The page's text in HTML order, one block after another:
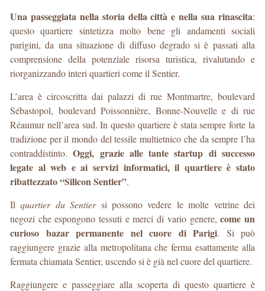
Una passeggiata nella storia della città e nella sua rinascita:
questo quartiere sintetizza molto bene gli andamenti sociali
parigini, da una situazione di diffuso degrado si è passati alla
comprensione della potenziale risorsa turistica, rivalutando e
riorganizzando interi quartieri come il Sentier.
L’area è circoscritta dai palazzi di rue Montmartre, boulevard
Sébastopol, boulevard Poissonnière, Bonne-Nouvelle e di rue
Réaumur nell’area sud. In questo quartiere è stata sempre forte la
tradizione per il mondo del tessile multietnico che da sempre l’ha
contraddistinto.Oggi, grazie alle tante startup di successo
legate al web e ai servizi informatici, il quartiere è stato
ribattezzato “Silicon Sentier”.
Ilquartier du Sentiersi possono vedere le molte vetrine dei
negozi che espongono tessuti e merci di vario genere,come un
curioso bazar permanente nel cuore di Parigi. Si può
raggiungere grazie alla metropolitana che ferma esattamente alla
fermata chiamata Sentier, uscendo si è già nel cuore del quartiere.
Raggiungere e passeggiare alla scoperta di questo quartiere è